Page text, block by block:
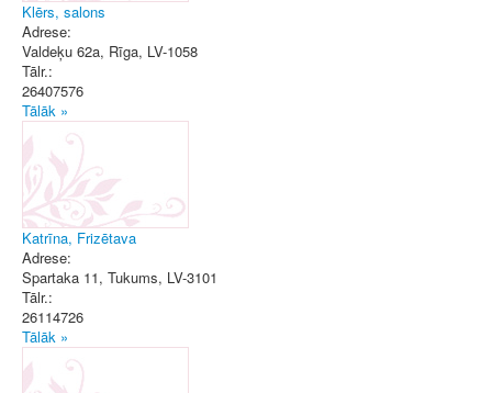
Klērs, salons
Adrese:
Valdeķu 62a, Rīga, LV-1058
Tālr.:
26407576
Tālāk »
Katrīna, Frizētava
Adrese:
Spartaka 11, Tukums, LV-3101
Tālr.:
26114726
Tālāk »